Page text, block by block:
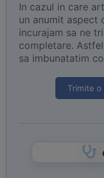
In cazul in care
un anumit aspect
incurajam sa ne
completare.
sa imbunatatim
Trimite